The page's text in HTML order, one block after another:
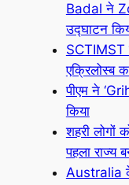
Badal ने
उद्घाटन
SCTIMST
एक्रिलोस्ब
पीएम ने
किया
शहरी लोगों
पहला राज्य
Australia